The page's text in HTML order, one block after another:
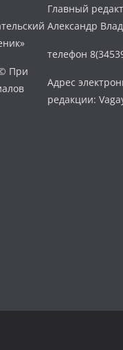
При
Главный
Александр
телефон
Адрес
редакции: